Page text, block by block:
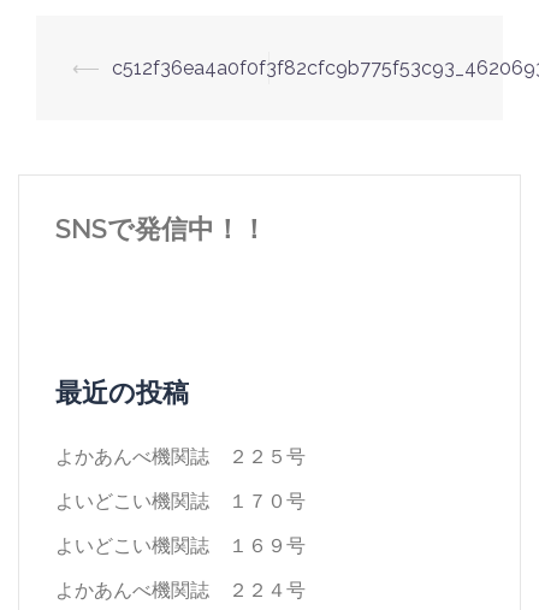
投
ビ
ゲ
ー
⟵
SNSで発信中！！
最近の投稿
よかあんべ機関誌 ２２５号
よいどこい機関誌 １７０号
よいどこい機関誌 １６９号
よかあんべ機関誌 ２２４号